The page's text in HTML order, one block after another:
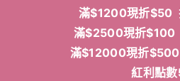
滿$1200現折$50
滿$2500現折
滿$12000現折
紅利點